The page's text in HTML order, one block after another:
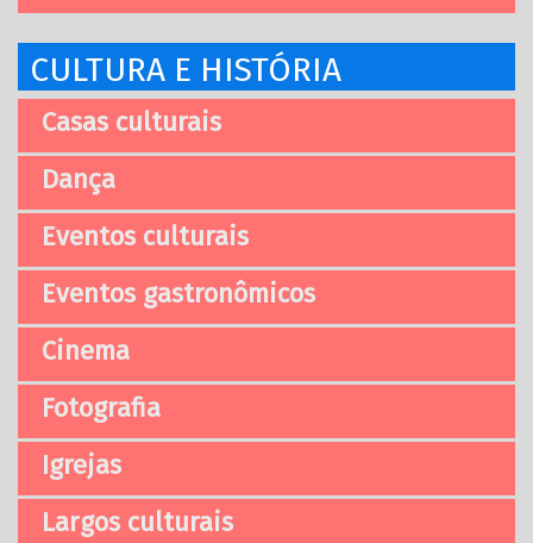
CULTURA E HISTÓRIA
Casas culturais
Dança
Eventos culturais
Eventos gastronômicos
Cinema
Fotografia
Igrejas
Largos culturais